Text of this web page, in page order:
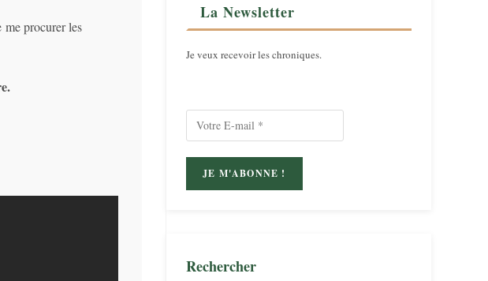
procurer les
La Newsletter
Je veux recevoir les chroniques.
Rechercher